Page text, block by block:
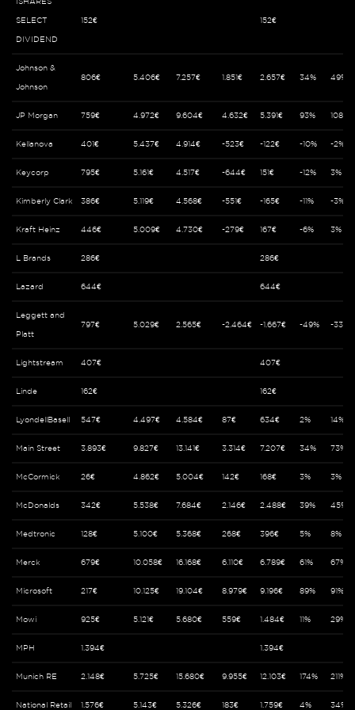
SELECT
DIVIDEND
152€ 152€
Johnson &
Johnson
806€ 5.406€ 7.257€ 1.851€ 2.657€ 34% 49%
JP Morgan 759€ 4.972€ 9.604€ 4.632€ 5.391€ 93% 108%
Kellanova 401€ 5.437€ 4.914€ -523€ -122€ -10% -2%
Keycorp 795€ 5.161€ 4.517€ -644€ 151€ -12% 3%
Kimberly Clark 386€ 5.119€ 4.568€ -551€ -165€ -11% -3%
Kraft Heinz 446€ 5.009€ 4.730€ -279€ 167€ -6% 3%
L Brands 286€ 286€
Lazard 644€ 644€
Leggett and
Platt
797€ 5.029€ 2.565€ -2.464€ -1.667€ -49% -33%
Lightstream 407€ 407€
Linde 162€ 162€
LyondellBasell 547€ 4.497€ 4.584€ 87€ 634€ 2% 14%
Main Street 3.893€ 9.827€ 13.141€ 3.314€ 7.207€ 34% 73%
McCormick 26€ 4.862€ 5.004€ 142€ 168€ 3% 3%
McDonalds 342€ 5.538€ 7.684€ 2.146€ 2.488€ 39% 45%
Medtronic 128€ 5.100€ 5.368€ 268€ 396€ 5% 8%
Merck 679€ 10.058€ 16.168€ 6.110€ 6.789€ 61% 67%
Microsoft 217€ 10.125€ 19.104€ 8.979€ 9.196€ 89% 91%
Mowi 925€ 5.121€ 5.680€ 559€ 1.484€ 11% 29%
MPH 1.394€ 1.394€
Munich RE 2.148€ 5.725€ 15.680€ 9.955€ 12.103€ 174% 211%
National Retail 1.576€ 5.143€ 5.326€ 183€ 1.759€ 4% 34%